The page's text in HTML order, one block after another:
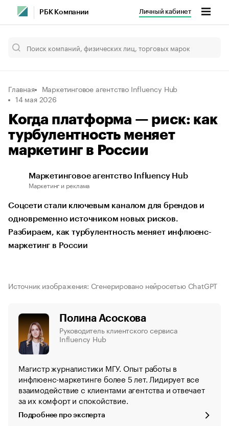
РБК Компании Личный кабинет
Главная
Маркетинговое агентство Influency Hub
14 мая 2026
Когда платформа — риск: как
турбулентность меняет
маркетинг в России
Маркетинговое агентство Influency Hub
Маркетинг и реклама
Соцсети стали ключевым каналом для брендов и
одновременно источником новых рисков.
Разбираем, как турбулентность меняет инфлюенс-
маркетинг в России
Источник изображения: Сгенерировано нейросетью ChatGPT
Полина Асоскова
Руководитель клиентского сервиса
Influency Hub
Магистр журналистики МГУ. Опыт работы в
инфлюенс-маркетинге более 5 лет. Лидирует все
взаимодействие с клиентами агентства и отвечает
за их комфорт и спокойствие.
Подробнее про эксперта